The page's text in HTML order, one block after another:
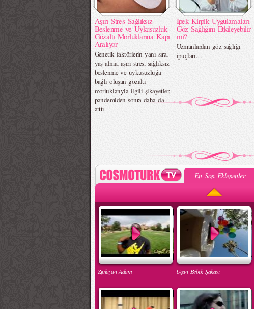
Aşırı Stres Sağlıksız
Beslenme ve Uykusuzluk
Gözaltı Morluklarına Kapı
Aralıyor
Genetik faktörlerin yanı sıra,
yaş alma, aşırı stres, sağlıksız
beslenme ve uykusuzluğa
bağlı oluşan gözaltı
morluklarıyla ilgili şikayetler,
pandemiden sonra daha da
arttı.
İpek Kirpik Uygulamaları
Göz Sağlığını Etkileyebilir
mi?
Uzmanlardan göz sağlığı
ipuçları…
En Son Eklenenler
Zıplayan Adam Uçan Bebek Şakası